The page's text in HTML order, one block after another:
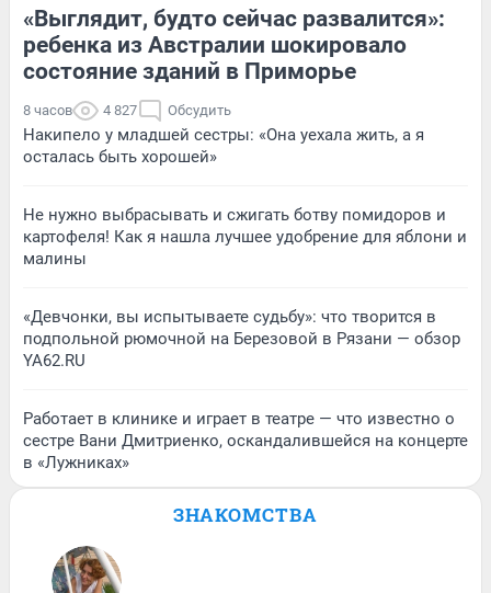
«Выглядит, будто сейчас развалится»:
ребенка из Австралии шокировало
состояние зданий в Приморье
8 часов 4 827 Обсудить
Накипело у младшей сестры: «Она уехала жить, а я
осталась быть хорошей»
Не нужно выбрасывать и сжигать ботву помидоров и
картофеля! Как я нашла лучшее удобрение для яблони и
малины
«Девчонки, вы испытываете судьбу»: что творится в
подпольной рюмочной на Березовой в Рязани — обзор
YA62.RU
Работает в клинике и играет в театре — что известно о
сестре Вани Дмитриенко, оскандалившейся на концерте
в «Лужниках»
ЗНАКОМСТВА